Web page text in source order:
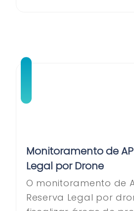
Monitoramento de
Legal por Drone
O monitoramento de
Reserva Legal por